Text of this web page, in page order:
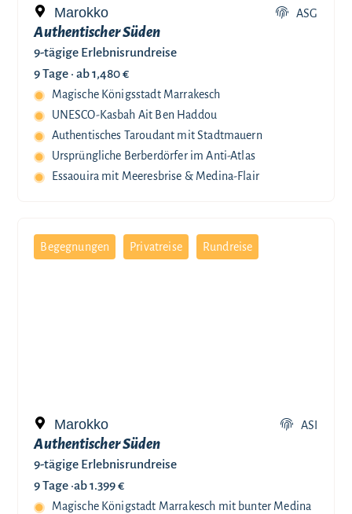
Marokko ASG
Authentischer Süden
9-tägige Erlebnisrundreise
9 Tage · ab 1,480 €
Magische Königsstadt Marrakesch
UNESCO-Kasbah Ait Ben Haddou
Authentisches Taroudant mit Stadtmauern
Ursprüngliche Berberdörfer im Anti-Atlas
Essaouira mit Meeresbrise & Medina-Flair
Begegnungen Privatreise Rundreise
Marokko ASI
Authentischer Süden
9-tägige Erlebnisrundreise
9 Tage ·ab 1.399 €
Magische Königstadt Marrakesch mit bunter Medina